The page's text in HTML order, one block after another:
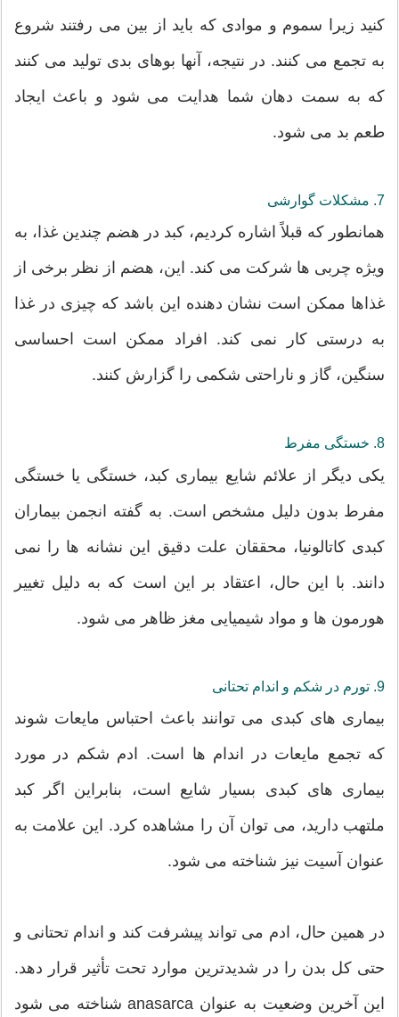
کنید زیرا سموم و موادی که باید از بین می رفتند شروع
به تجمع می کنند. در نتیجه، آنها بوهای بدی تولید می کنند
که به سمت دهان شما هدایت می شود و باعث ایجاد
طعم بد می شود.
7. مشکلات گوارشی
همانطور که قبلاً اشاره کردیم، کبد در هضم چندین غذا، به
ویژه چربی ها شرکت می کند. این، هضم از نظر برخی از
غذاها ممکن است نشان دهنده این باشد که چیزی در غذا
به درستی کار نمی کند. افراد ممکن است احساسی
سنگین، گاز و ناراحتی شکمی را گزارش کنند.
8. خستگی مفرط
یکی دیگر از علائم شایع بیماری کبد، خستگی یا خستگی
مفرط بدون دلیل مشخص است. به گفته انجمن بیماران
کبدی کاتالونیا، محققان علت دقیق این نشانه ها را نمی
دانند. با این حال، اعتقاد بر این است که به دلیل تغییر
هورمون ها و مواد شیمیایی مغز ظاهر می شود.
9. تورم در شکم و اندام تحتانی
بیماری های کبدی می توانند باعث احتباس مایعات شوند
که تجمع مایعات در اندام ها است. ادم شکم در مورد
بیماری های کبدی بسیار شایع است، بنابراین اگر کبد
ملتهب دارید، می توان آن را مشاهده کرد. این علامت به
عنوان آسیت نیز شناخته می شود.
در همین حال، ادم می تواند پیشرفت کند و اندام تحتانی و
حتی کل بدن را در شدیدترین موارد تحت تأثیر قرار دهد.
این آخرین وضعیت به عنوان anasarca شناخته می شود